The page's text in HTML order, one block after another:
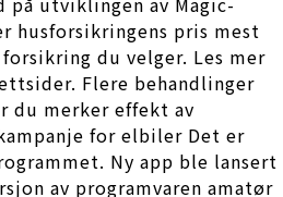
husforsikringens pris mest
du velger. Les mer
Flere behandlinger
du merker effekt av
for elbiler Det er
Ny app ble lansert
av programvaren amatør